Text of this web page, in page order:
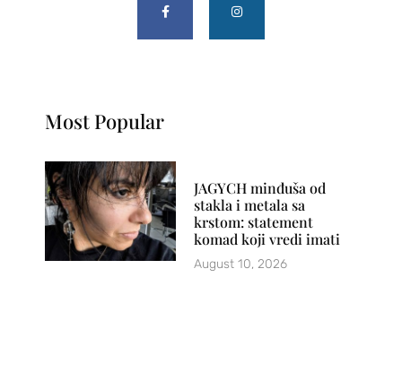
Most Popular
JAGYCH minđuša od
stakla i metala sa
krstom: statement
komad koji vredi imati
August 10, 2026